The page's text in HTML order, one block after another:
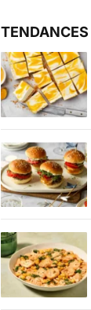
TENDANCES